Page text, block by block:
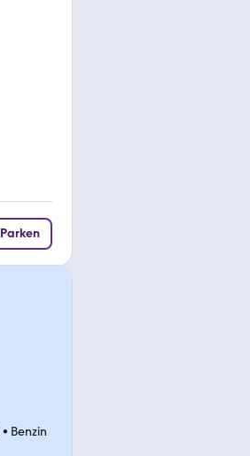
Parken
• Benzin